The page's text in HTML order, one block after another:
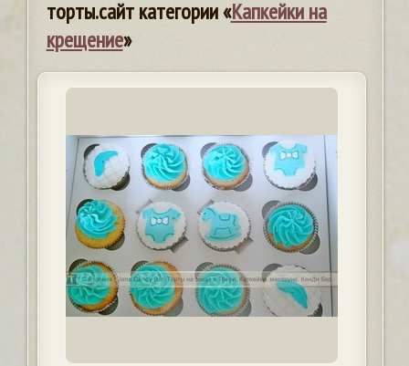
торты.сайт категории «Капкейки на
крещение»